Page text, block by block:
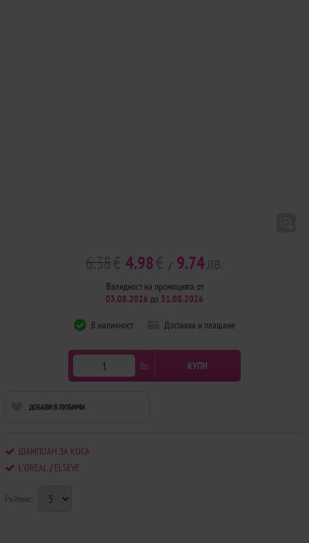
6.38 4.98 / 9.74
Валидност на промоцията от
03.08.2026 до 31.08.2026
В наличност Доставка и плащане
бр. КУПИ
ДОБАВИ В ЛЮБИМИ
ШАМПОАН ЗА КОСА
L'OREAL/ ELSEVE
Рейтинг: